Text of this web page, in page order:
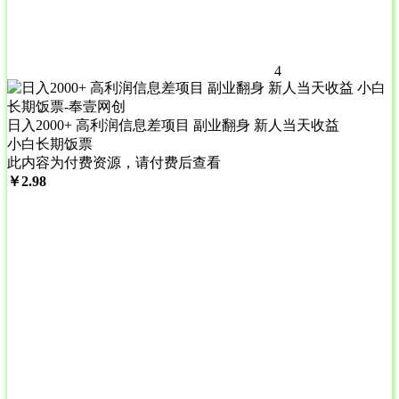
4
日入2000+ 高利润信息差项目 副业翻身 新人当天收益
小白长期饭票
此内容为付费资源，请付费后查看
￥2.98